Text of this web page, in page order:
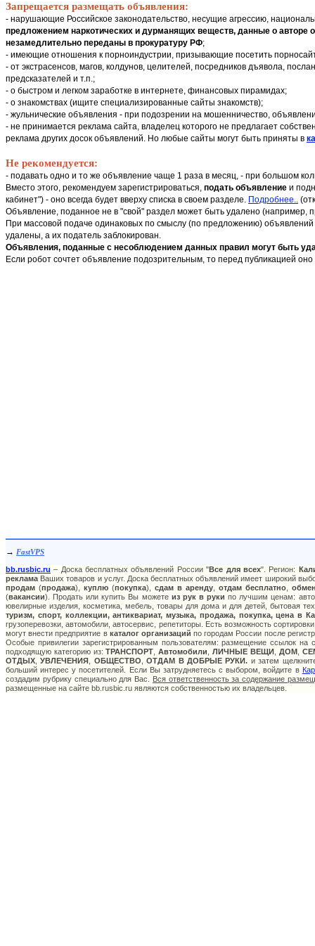
Запрещается размещать объявления:
- нарушающие Российское законодательство, несущие агрессию,
предложением наркотических и дурманящих веществ, данные о авторе
незамедлительно переданы в прокуратуру РФ;
- имеющие отношения к порноиндустрии, призывающие посетить
- от экстрасенсов, магов, колдунов, целителей, посредников дъявола,
предсказателей и т.п.;
- о быстром и легком заработке в интернете, финансовых пирамидах;
- о знакомствах (ищите специализированные сайты знакомств);
- жульнические объявления - при подозрении на мошенничество,
- не принимается реклама сайта, владелец которого не предлагает
реклама других досок объявлений. Но любые сайты могут быть приняты в
Не рекомендуется:
- подавать одно и то же объявление чаще 1 раза в месяц, - при большом
Вместо этого, рекомендуем зарегистрироваться, подать объявление и
кабинет") - оно всегда будет вверху списка в своем разделе. Подробнее..
Объявление, поданное не в "свой" раздел может быть удалено (например,
При массовой подаче одинаковых по смыслу (по предложению)
удалены, а их податель заблокирован.
Объявления, поданные с несоблюдением данных правил могут быть
Если робот сочтет объявление подозрительным, то перед публикацией
→ FastVPS
bb.rusbic.ru – Доска бесплатных объявлений России "Все для всех". Регион:
реклама Ваших товаров и услуг. Доска бесплатных объявлений имеет широкий
продам (продажа), куплю(покупка), сдам в аренду, отдам бесплатно,
(вакансии). Продать или купить Вы можете из рук в руки по лучшим ценам:
ювелирные изделия, косметика, мебель, товары для дома и для детей, бытовая
туризм, спорт, коллекции, антиквариат, музыка, продажа, покупка, цена в
грузоперевозки, автомобили, автосервис, репетиторы. Есть возможность
могут внести предприятие в каталог организаций по городам России после
Особые привилегии зарегистрированным пользователям: размещение ссылок
подходящую категорию из:ТРАНСПОРТ ,Автомобили ,ЛИЧНЫЕ ВЕЩИ, ДОМ,
ОТДЫХ ,УВЛЕЧЕНИЯ ОБЩЕСТВО ,ОТДАМ В ДОБРЫЕ РУКИ. и затем
больший интерес у посетителей. Если Вы затрудняетесь с выбором, войдите в
создадим рубрику специально для Вас. Вся ответственность за содержание
размещенные на сайте bb.rusbic.ru являются собственностью их владельцев.